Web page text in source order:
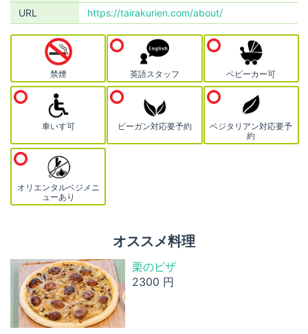
URL
https://tairakurien.com/about/
禁煙 英語スタッフ ベビーカー可
車いす可 ビーガン対応要予約
ベジタリアン対応要予
約
オリエンタルベジメニ
ューあり
オススメ料理
栗のピザ
2300 円